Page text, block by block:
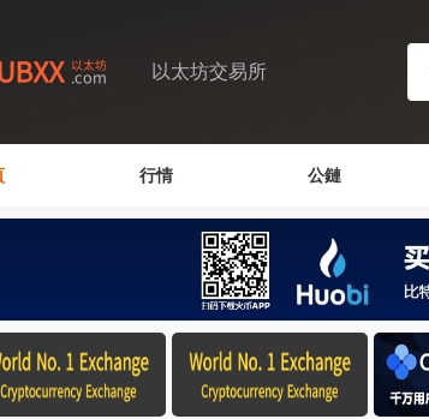
以太坊交易所
行情 公鏈